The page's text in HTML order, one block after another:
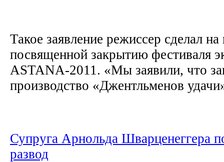
Такое заявление режиссер сделал
посвященной закрытию фестиваля
ASTANA-2011. «Мы заявили, что
производство «Джентльменов
Супруга Арнольда Шварценеггера
развод